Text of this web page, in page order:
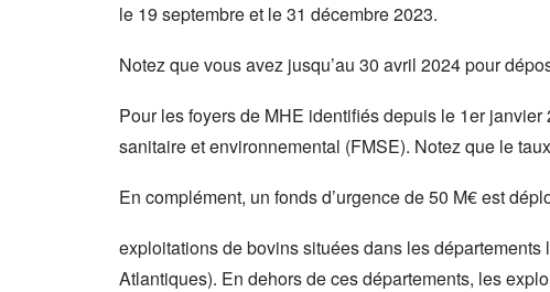
le 19 septembre et le 31 décembre 2023.
Notez que vous avez jusqu’au 30 avril 2024 pour
Pour les foyers de MHE identifiés depuis le 1er
sanitaire et environnemental (FMSE). Notez que le
En complément, un fonds d’urgence de 50 M€ est
exploitations de bovins situées dans les
Atlantiques). En dehors de ces départements, les